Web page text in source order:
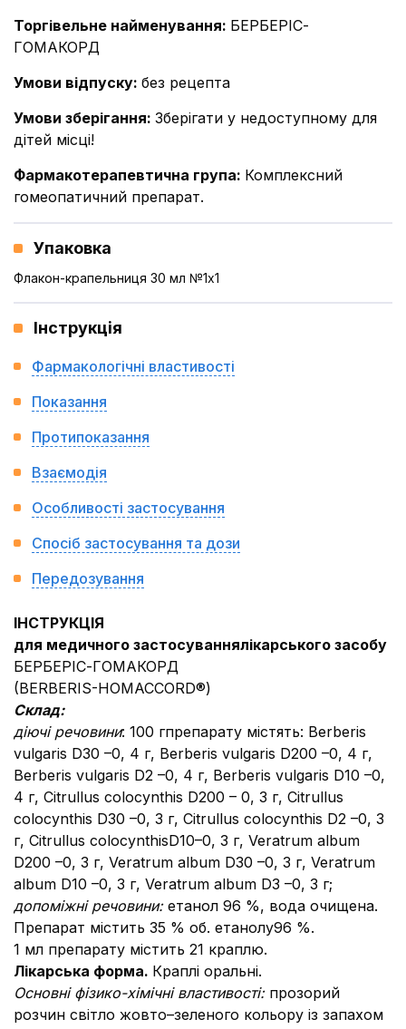
Торгівельне найменування: БЕРБЕРІС-
ГОМАКОРД
Умови відпуску: без рецепта
Умови зберігання: Зберігати у недоступному для
дітей місці!
Фармакотерапевтична група: Комплексний
гомеопатичний препарат.
Упаковка
Флакон-крапельниця 30 мл №1x1
Інструкція
Фармакологічні властивості
Показання
Протипоказання
Взаємодія
Особливості застосування
Спосіб застосування та дози
Передозування
ІНСТРУКЦІЯ
для медичного застосуваннялікарського засобу
БЕРБЕРІС-ГОМАКОРД
(BERBERIS-HOMACCORD®)
Склад:
діючі речовини: 100 гпрепарату містять: Berberis
vulgaris D30 –0, 4 г, Berberis vulgaris D200 –0, 4 г,
Berberis vulgaris D2 –0, 4 г, Berberis vulgaris D10 –0,
4 г, Citrullus colocynthis D200 – 0, 3 г, Citrullus
colocynthis D30 –0, 3 г, Citrullus colocynthis D2 –0, 3
г, Citrullus colocynthisD10–0, 3 г, Veratrum album
D200 –0, 3 г, Veratrum album D30 –0, 3 г, Veratrum
album D10 –0, 3 г, Veratrum album D3 –0, 3 г;
допоміжні речовини: етанол 96 %, вода очищена.
Препарат містить 35 % об. етанолу96 %.
1 мл препарату містить 21 краплю.
Лікарська форма. Краплі оральні.
Основні фізико-хімічні властивості: прозорий
розчин світло жовто–зеленого кольору із запахом